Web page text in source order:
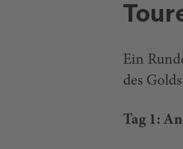
Ein
des
Tag 1: